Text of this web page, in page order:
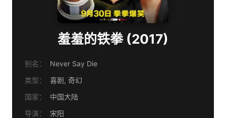
羞羞的铁拳 (2017)
别名：
Never Say Die
类型：
喜剧, 奇幻
国家：
中国大陆
导演：
宋阳